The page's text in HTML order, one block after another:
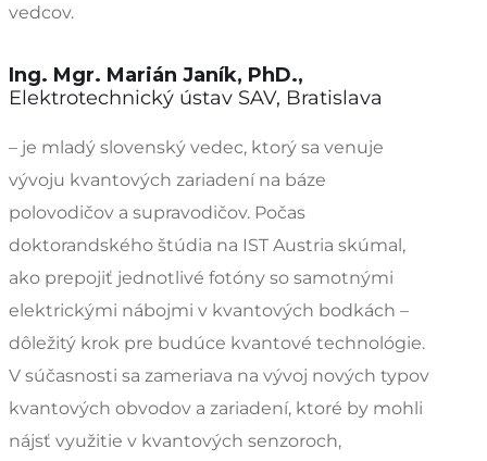
vedcov.
Ing. Mgr. Marián Janík, PhD.,
Elektrotechnický ústav SAV, Bratislava
– je mladý slovenský vedec, ktorý sa venuje
vývoju kvantových zariadení na báze
polovodičov a supravodičov. Počas
doktorandského štúdia na IST Austria skúmal,
ako prepojiť jednotlivé fotóny so samotnými
elektrickými nábojmi v kvantových bodkách –
dôležitý krok pre budúce kvantové technológie.
V súčasnosti sa zameriava na vývoj nových typov
kvantových obvodov a zariadení, ktoré by mohli
nájsť využitie v kvantových senzoroch,